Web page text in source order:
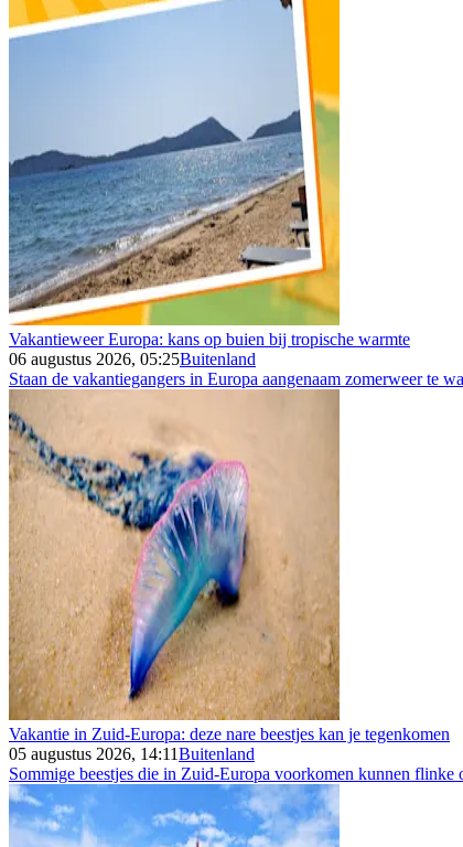
Vakantieweer Europa: kans op buien bij tropische warmte
06 augustus 2026, 05:25Buitenland
Staan de vakantiegangers in Europa aangenaam zomerweer te
Vakantie in Zuid-Europa: deze nare beestjes kan je tegenkomen
05 augustus 2026, 14:11Buitenland
Sommige beestjes die in Zuid-Europa voorkomen kunnen flinke